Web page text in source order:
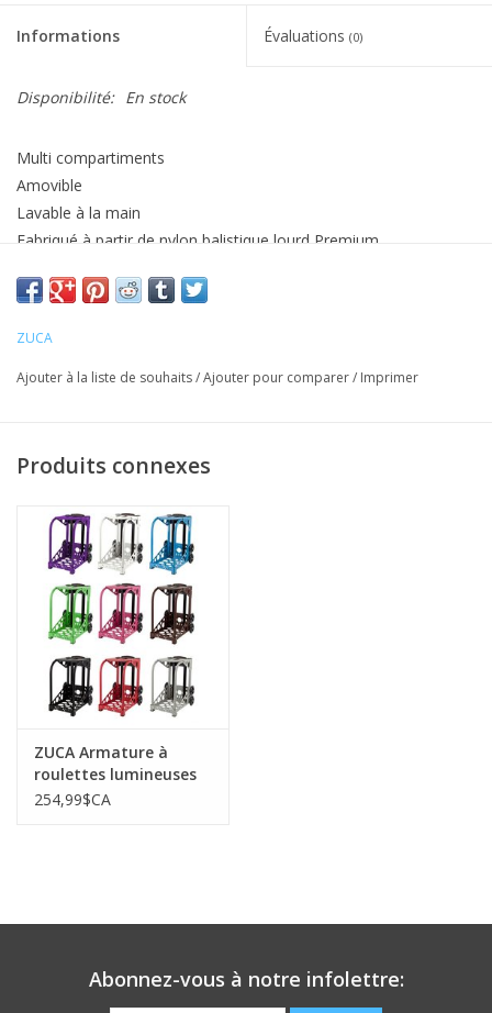
Informations Évaluations (0)
Disponibilité: En stock
Multi compartiments
Amovible
Lavable à la main
Fabriqué à partir de nylon balistique lourd Premium
Sac seulement, il faut un support (frame) pour y mettre le sac
ZUCA
Ajouter à la liste de souhaits/Ajouter pour comparer/ Imprimer
Produits connexes
ZUCA Armature à
roulettes lumineuses
(frame)
254,99$CA
Abonnez-vous à notre infolettre: